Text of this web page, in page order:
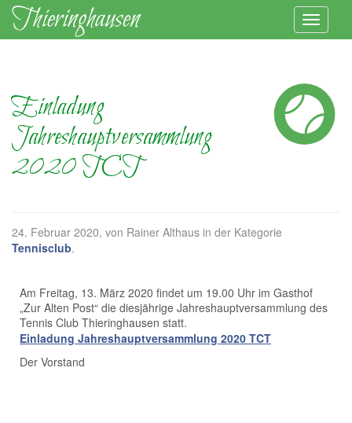
Einladung
Jahreshauptversammlung
2020 TCT
24. Februar 2020, von Rainer Althaus in der Kategorie
Tennisclub.
Am Freitag, 13. März 2020 findet um 19.00 Uhr im Gasthof
„Zur Alten Post“ die diesjährige Jahreshauptversammlung des
Tennis Club Thieringhausen statt.
Einladung Jahreshauptversammlung 2020 TCT
Der Vorstand